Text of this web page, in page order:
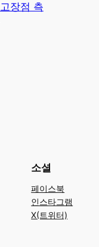
고장점 측
소셜
페이스북
인스타그램
X(트위터)